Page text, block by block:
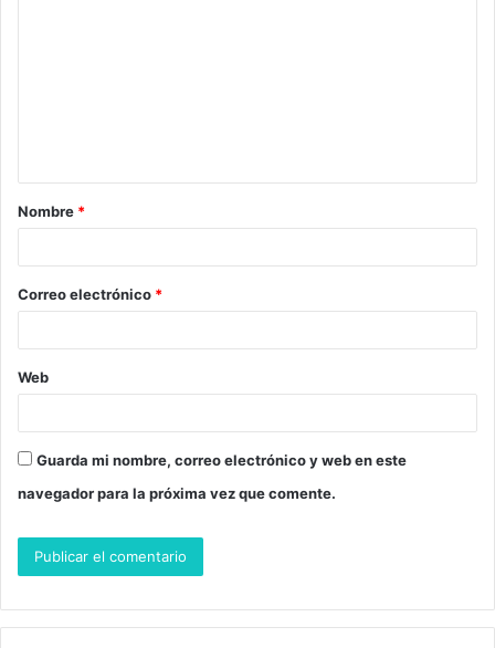
a
r
*
Nombre *
Correo electrónico *
Web
Guarda mi nombre, correo electrónico y web en este
navegador para la próxima vez que comente.